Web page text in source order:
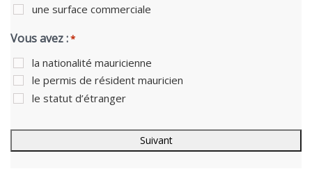
une surface commerciale
Vous avez :*
la nationalité mauricienne
le permis de résident mauricien
le statut d’étranger